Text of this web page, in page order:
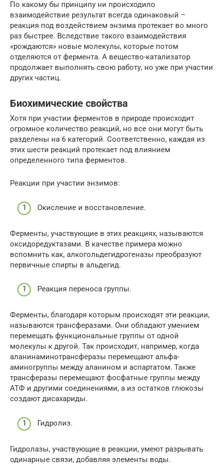
По какому бы принципу ни происходило
взаимодействие результат всегда одинаковый –
реакция под воздействием энзима протекает во много
раз быстрее. Вследствие такого взаимодействия
«рождаются» новые молекулы, которые потом
отделяются от фермента. А вещество-катализатор
продолжает выполнять свою работу, но уже при участии
других частиц.
Биохимические свойства
Хотя при участии ферментов в природе происходит
огромное количество реакций, но все они могут быть
разделены на 6 категорий. Соответственно, каждая из
этих шести реакций протекает под влиянием
определенного типа ферментов.
Реакции при участии энзимов:
Окисление и восстановление.
Ферменты, участвующие в этих реакциях, называются
оксидоредуктазами. В качестве примера можно
вспомнить как, алкогольдегидрогеназы преобразуют
первичные спирты в альдегид.
Реакция переноса группы.
Ферменты, благодаря которым происходят эти реакции,
называются трансферазами. Они обладают умением
перемещать функциональные группы от одной
молекулы к другой. Так происходит, например, когда
аланинаминотрансферазы перемещают альфа-
аминогруппы между аланином и аспартатом. Также
трансферазы перемещают фосфатные группы между
АТФ и другими соединениями, а из остатков глюкозы
создают дисахариды.
Гидролиз.
Гидролазы, участвующие в реакции, умеют разрывать
одинарные связи, добавляя элементы воды.